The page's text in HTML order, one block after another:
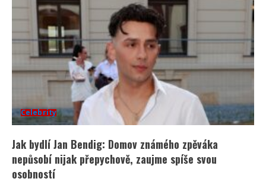
Celebrity
Jak bydlí Jan Bendig: Domov známého zpěváka
nepůsobí nijak přepychově, zaujme spíše svou
osobností